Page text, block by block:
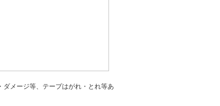
メージ等、テープはがれ・とれ等あ